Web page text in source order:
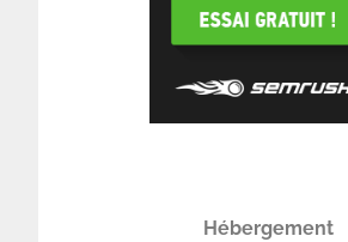
Hébergement